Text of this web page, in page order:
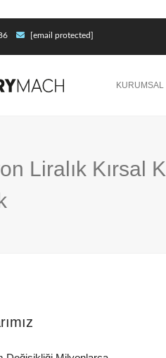
[email protected]
KURUMSAL
Liralık Kırsal